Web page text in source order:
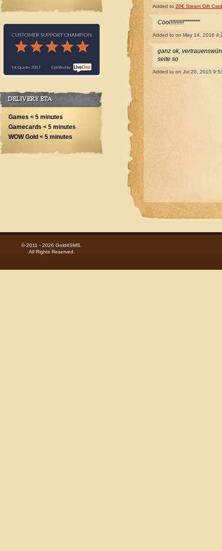
Added to 20€ Steam Gift Card
Cool!!!!!!!!!""""""""
Added to on May 14, 2016
ganz ok,
seite so
Added to on Jul 20, 2015
DELIVERY ETA
Games < 5 minutes
Gamecards < 5 minutes
WOW Gold < 5 minutes
© 2011 - 2026 Gold4SMS.
All Rights Reserved.